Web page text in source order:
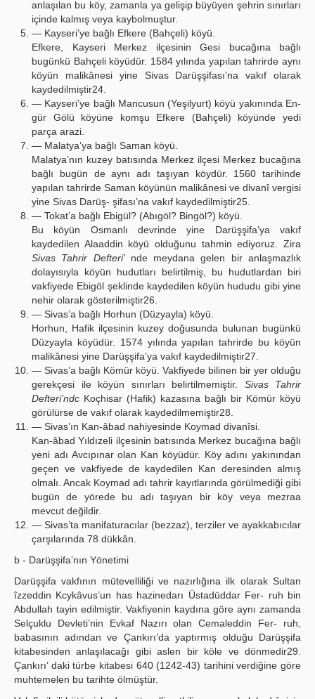
anlaşılan bu köy, zamanla ya gelişip büyüyen şehrin sınırları
içinde kalmış veya kaybolmuştur.
— Kayseri’ye bağlı Efkere (Bahçeli) köyü.
Efkere, Kayseri Merkez ilçesinin Gesi bucağına bağlı
bugünkü Bahçeli köyüdür. 1584 yılında yapılan tahrirde aynı
köyün malikânesi yine Sivas Darüşşifası’na vakıf olarak
kaydedilmiştir24.
— Kayseri’ye bağlı Mancusun (Yeşilyurt) köyü yakınında En-
gür Gölü köyüne komşu Efkere (Bahçeli) köyünde yedi
parça arazi.
— Malatya’ya bağlı Saman köyü.
Malatya’nın kuzey batısında Merkez ilçesi Merkez bucağına
bağlı bugün de aynı adı taşıyan köydür. 1560 tarihinde
yapılan tahrirde Saman köyünün malikânesi ve divanî vergisi
yine Sivas Darüş- şifası’na vakıf kaydedilmiştir25.
— Tokat’a bağlı Ebigül? (Abıgöl? Bingöl?) köyü.
Bu köyün Osmanlı devrinde yine Darüşşifa’ya vakıf
kaydedilen Alaaddin köyü olduğunu tahmin ediyoruz. Zira
Sivas Tahrir Defteri' nde meydana gelen bir anlaşmazlık
dolayısıyla köyün hudutları belirtilmiş, bu hudutlardan biri
vakfiyede Ebigöl şeklinde kaydedilen köyün hududu gibi yine
nehir olarak gösterilmiştir26.
— Sivas’a bağlı Horhun (Düzyayla) köyü.
Horhun, Hafik ilçesinin kuzey doğusunda bulunan bugünkü
Düzyayla köyüdür. 1574 yılında yapılan tahrirde bu köyün
malikânesi yine Darüşşifa’ya vakıf kaydedilmiştir27.
— Sivas’a bağlı Kömür köyü. Vakfiyede bilinen bir yer olduğu
gerekçesi ile köyün sınırları belirtilmemiştir. Sivas Tahrir
Defteri’ndc Koçhisar (Hafik) kazasına bağlı bir Kömür köyü
görülürse de vakıf olarak kaydedilmemiştir28.
— Sivas’ın Kan-âbad nahiyesinde Koymad divanîsi.
Kan-âbad Yıldızeli ilçesinin batısında Merkez bucağına bağlı
yeni adı Avcıpınar olan Kan köyüdür. Köy adını yakınından
geçen ve vakfiyede de kaydedilen Kan deresinden almış
olmalı. Ancak Koymad adı tahrir kayıtlarında görülmediği gibi
bugün de yörede bu adı taşıyan bir köy veya mezraa
mevcut değildir.
— Sivas’ta manifaturacılar (bezzaz), terziler ve ayakkabıcılar
çarşılarında 78 dükkân.
b - Darüşşifa’nın Yönetimi
Darüşşifa vakfının mütevelliliği ve nazırlığına ilk olarak Sultan
îzzeddin Kcykâvus’un has hazinedarı Üstadüddar Fer- ruh bin
Abdullah tayin edilmiştir. Vakfiyenin kaydına göre aynı zamanda
Selçuklu Devleti’nin Evkaf Nazırı olan Cemaleddin Fer- ruh,
babasının adından ve Çankırı’da yaptırmış olduğu Darüşşifa
kitabesinden anlaşılacağı gibi aslen bir köle ve dönmedir29.
Çankırı’ daki türbe kitabesi 640 (1242-43) tarihini verdiğine göre
muhtemelen bu tarihte ölmüştür.